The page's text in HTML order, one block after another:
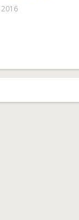
2016